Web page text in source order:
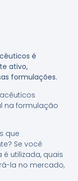
é
ativo,
formulações.
na formulação
que
Se você
utilizada, quais
la no mercado,